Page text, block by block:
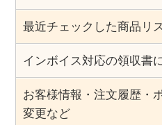
最近チェックした商品リ
インボイス対応の領収書
お客様情報・注文履歴・
変更など